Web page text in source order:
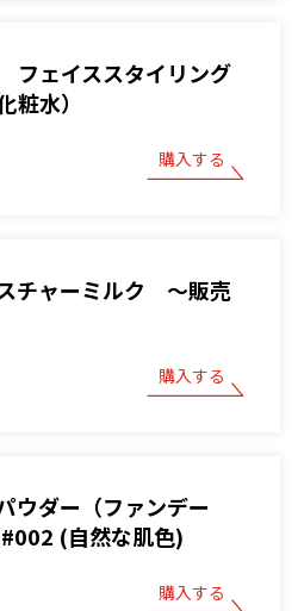
フェイススタイリング
粧水）
購入する
チャーミルク ～販売
購入する
ウダー（ファンデー
(自然な肌色)
購入する